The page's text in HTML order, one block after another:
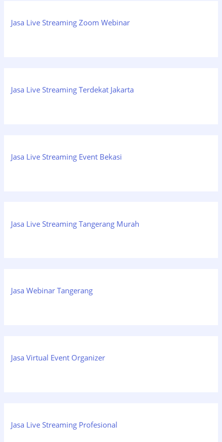
Jasa Live Streaming Zoom Webinar
Jasa Live Streaming Terdekat Jakarta
Jasa Live Streaming Event Bekasi
Jasa Live Streaming Tangerang Murah
Jasa Webinar Tangerang
Jasa Virtual Event Organizer
Jasa Live Streaming Profesional